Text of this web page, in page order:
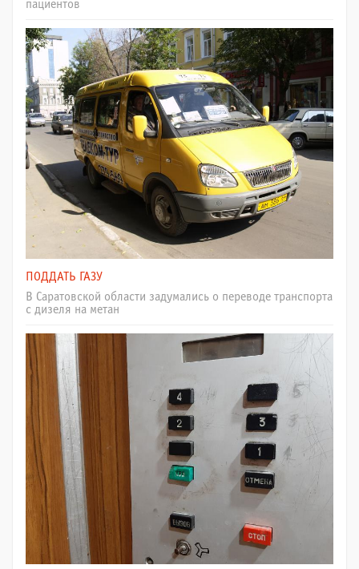
пациентов
ПОДДАТЬ ГАЗУ
В Саратовской области задумались о переводе транспорта
с дизеля на метан